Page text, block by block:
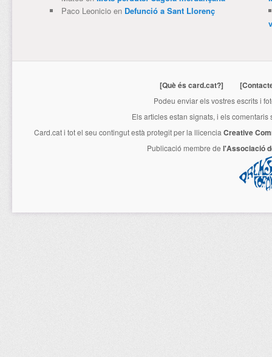
Paco Leonicioen Defunció a Sant Llorenç
[Què és card.cat?]
Podeu enviar els vostres escrits i
Els articles estan signats, i els
Card.cati tot el seu contingut està protegit per la llicencia Creative
Publicació membre de l'Associació